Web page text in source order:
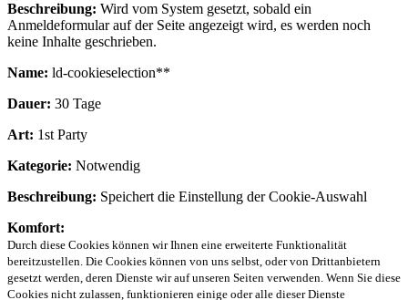
Beschreibung: Wird vom System gesetzt, sobald ein
Anmeldeformular auf der Seite angezeigt wird, es werden noch
keine Inhalte geschrieben.
Name: ld-cookieselection**
Dauer: 30 Tage
Art: 1st Party
Kategorie: Notwendig
Beschreibung: Speichert die Einstellung der Cookie-Auswahl
Komfort:
Durch diese Cookies können wir Ihnen eine erweiterte Funktionalität
bereitzustellen. Die Cookies können von uns selbst, oder von Drittanbietern
gesetzt werden, deren Dienste wir auf unseren Seiten verwenden. Wenn Sie diese
Cookies nicht zulassen, funktionieren einige oder alle dieser Dienste